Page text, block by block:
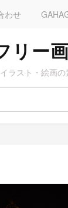
わせ
リー
スト・絵画の